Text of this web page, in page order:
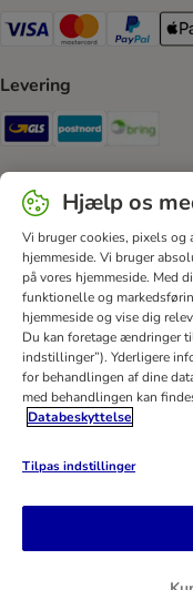
VISA Payment Method
MastercardPaypal
Levering
GLS Shipping
Postnord
Sikker betaling
Security
Hjælp Kontakt
Databeskyttelseserklæring
Betalingsformer
Loyalitetsprogram
bitiba GmbH2026
Hjælp os
Vi bruger cookies, pixels og
hjemmeside. Vi bruger
på vores hjemmeside. Med
funktionelle og
hjemmeside og vise dig
Du kan foretage ændringer
indstillinger”). Yderligere
for behandlingen af ​​dine
med behandlingen kan
Databeskyttelse
Tilpas indstillinger